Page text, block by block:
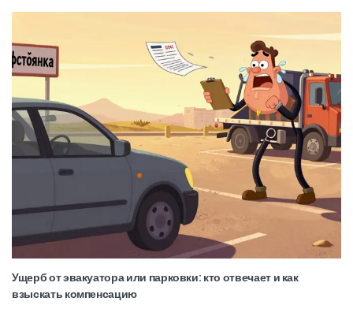
Ущерб от эвакуатора или парковки: кто отвечает и как
взыскать компенсацию